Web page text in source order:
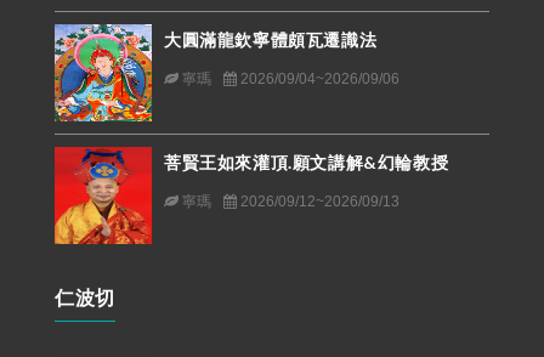
大圓滿龍欽寧體頗瓦遷識法
寧瑪 2026/09/04~2026/09/06
菩賢王如來灌頂.願文講解&幻輪教授
寧瑪 2026/09/12~2026/09/13
仁波切